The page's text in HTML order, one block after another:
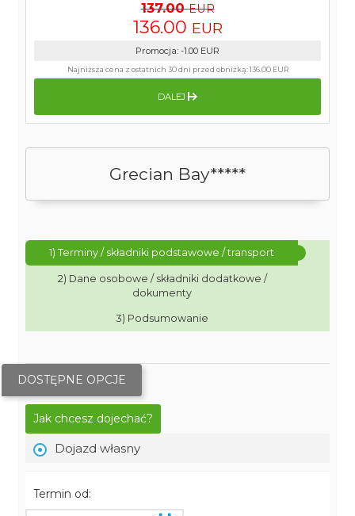
Grecian Bay*****
1) Terminy / składniki podstawowe / transport
2) Dane osobowe / składniki dodatkowe /
dokumenty
3) Podsumowanie
DOSTĘPNE OPCJE
Jak chcesz dojechać?
Dojazd własny
Termin od:
137.00 EUR
136.00 EUR
Promocja: -1.00 EUR
Najniższa cena z ostatnich 30 dni przed obniżką:136.00 EUR
DALEJ